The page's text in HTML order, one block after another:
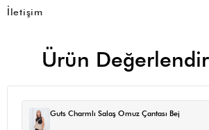
İletişim
Ürün
Guts Charmlı Salaş Omuz Çantası Bej